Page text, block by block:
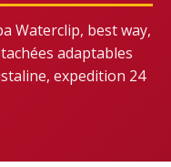
Waterclip, best way,
adaptables
expedition 24